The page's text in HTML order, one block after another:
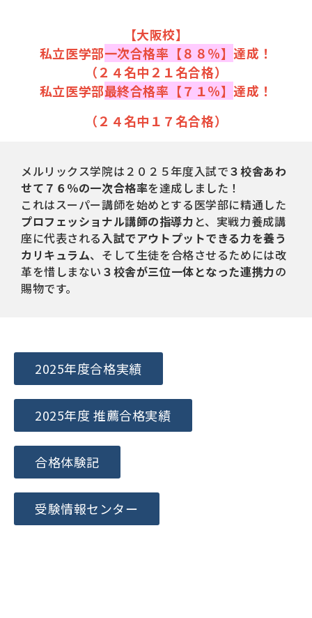
【大阪校】
私立医学部一次合格率【８８％】 達成！
（２４名中２１名合格）
私立医学部最終合格率【７１％】 達成！
（２４名中１７名合格）
メルリックス学院は２０２５年度入試で３校舎あわ
せて７６％の一次合格率を達成しました！
これはスーパー講師を始めとする医学部に精通した
プロフェッショナル講師の指導力 と、実戦力養成講
座に代表される入試でアウトプットできる力を養う
カリキュラム、そして生徒を合格させるためには改
革を惜しまない ３校舎が三位一体となった連携力の
賜物です。
2025年度合格実績
2025年度 推薦合格実績
合格体験記
受験情報センター